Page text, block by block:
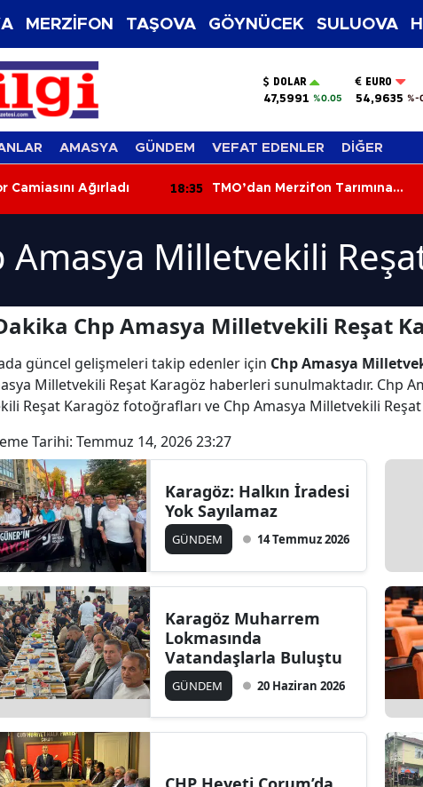
MERZİFON TAŞOVA GÖYNÜCEK SULUOVA
DOLAR
47,5991 %0.05
EURO
54,9635 %-
AMASYA GÜNDEM VEFAT EDENLER DİĞER
Camiasını Ağırladı 18:35
TMO’dan Merzifon Tarımına
Amasya Milletvekili
Chp Amasya Milletvekili Reşat
güncel gelişmeleri takip edenler için Chp Amasya
Milletvekili Reşat Karagöz haberleri sunulmaktadır. Chp
Reşat Karagöz fotoğrafları ve Chp Amasya Milletvekili
Tarihi: Temmuz 14, 2026 23:27
Karagöz: Halkın İradesi
Yok Sayılamaz
GÜNDEM 14 Temmuz 2026
Karagöz Muharrem
Lokmasında
Vatandaşlarla Buluştu
GÜNDEM 20 Haziran 2026